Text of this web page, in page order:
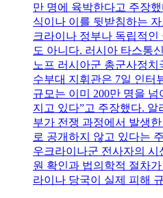
만 명에 육박한다고 주장
식이나 이를 뒷받침하는
크라이나 정부나 독립적인
도 아니다. 러시아 타스통
노프 러시아군 총군사정치
수부대 지휘관은 7일 인터
규모는 이미 200만 명을
지고 있다”고 주장했다.
부가 전쟁 과정에서 발생
로 공개하지 않고 있다는
우크라이나군 전사자의
원 확인과 법의학적 절차
라이나 당국이 실제 피해